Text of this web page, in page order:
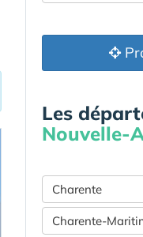
Les
Nouvelle-
Charente
Charente-